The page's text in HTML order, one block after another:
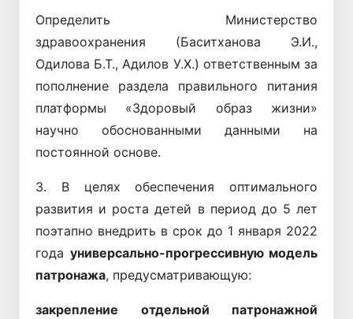
Определить Министерство
здравоохранения (Баситханова Э.И.,
Одилова Б.Т., Адилов У.Х.) ответственным за
пополнение раздела правильного питания
платформы «Здоровый образ жизни»
научно обоснованными данными на
постоянной основе.
3. В целях обеспечения оптимального
развития и роста детей в период до 5 лет
поэтапно внедрить в срок до 1 января 2022
года универсально-прогрессивную модель
патронажа, предусматривающую:
закрепление отдельной патронажной